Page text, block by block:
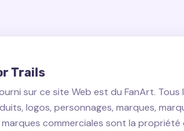
Trails
sur ce site Web est du FanArt. Tous
logos, personnages, marques,
commerciales sont la propriété